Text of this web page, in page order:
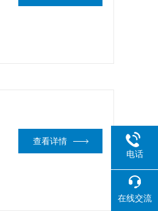
查看详情
电话
在线交流